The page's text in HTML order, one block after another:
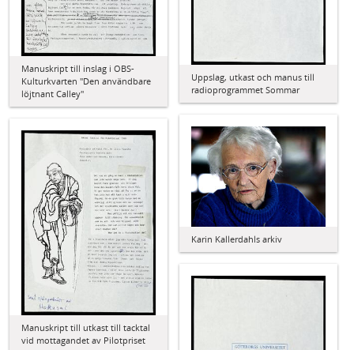
Manuskript till inslag i OBS-
Kulturkvarten "Den användbare
löjtnant Calley"
Uppslag, utkast och manus till
radioprogrammet Sommar
Karin Kallerdahls arkiv
Manuskript till utkast till tacktal
vid mottagandet av Pilotpriset